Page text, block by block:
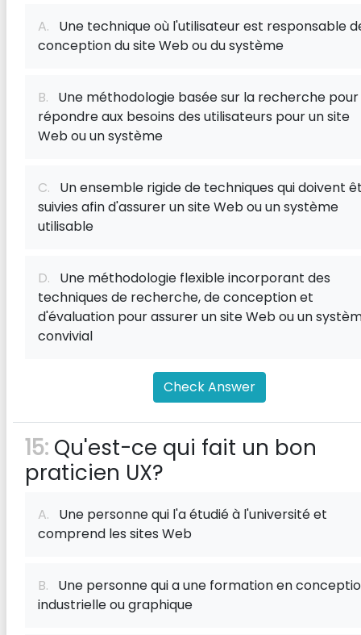
A. Une technique où l'utilisateur est responsable
conception du site Web ou du système
B. Une méthodologie basée sur la recherche pour
répondre aux besoins des utilisateurs pour un site
Web ou un système
C. Un ensemble rigide de techniques qui doivent
suivies afin d'assurer un site Web ou un système
utilisable
D. Une méthodologie flexible incorporant des
techniques de recherche, de conception et
d'évaluation pour assurer un site Web ou un
convivial
Check Answer
15: Qu'est-ce qui fait un bon
praticien UX?
A. Une personne qui l'a étudié à l'université et
comprend les sites Web
B. Une personne qui a une formation en
industrielle ou graphique